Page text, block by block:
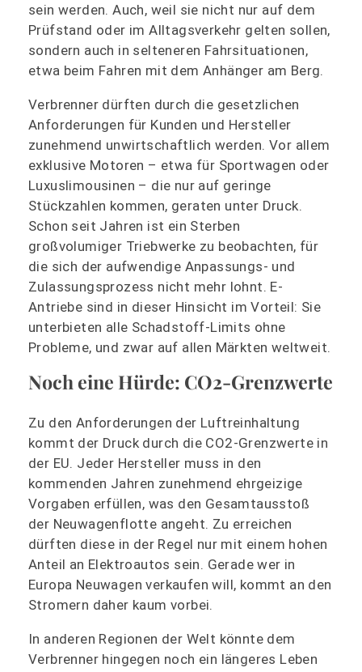
sein werden. Auch, weil sie nicht nur auf dem
Prüfstand oder im Alltagsverkehr gelten sollen,
sondern auch in selteneren Fahrsituationen,
etwa beim Fahren mit dem Anhänger am Berg.
Verbrenner dürften durch die gesetzlichen
Anforderungen für Kunden und Hersteller
zunehmend unwirtschaftlich werden. Vor allem
exklusive Motoren – etwa für Sportwagen oder
Luxuslimousinen – die nur auf geringe
Stückzahlen kommen, geraten unter Druck.
Schon seit Jahren ist ein Sterben
großvolumiger Triebwerke zu beobachten, für
die sich der aufwendige Anpassungs- und
Zulassungsprozess nicht mehr lohnt. E-
Antriebe sind in dieser Hinsicht im Vorteil: Sie
unterbieten alle Schadstoff-Limits ohne
Probleme, und zwar auf allen Märkten weltweit.
Noch eine Hürde: CO2-Grenzwerte
Zu den Anforderungen der Luftreinhaltung
kommt der Druck durch die CO2-Grenzwerte in
der EU. Jeder Hersteller muss in den
kommenden Jahren zunehmend ehrgeizige
Vorgaben erfüllen, was den Gesamtausstoß
der Neuwagenflotte angeht. Zu erreichen
dürften diese in der Regel nur mit einem hohen
Anteil an Elektroautos sein. Gerade wer in
Europa Neuwagen verkaufen will, kommt an den
Stromern daher kaum vorbei.
In anderen Regionen der Welt könnte dem
Verbrenner hingegen noch ein längeres Leben